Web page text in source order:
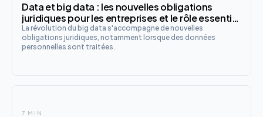
Data et big data : les nouvelles obligations
juridiques pour les entreprises et le rôle essentiel
d'un avocat CNIL
La révolution du big data s'accompagne de nouvelles
obligations juridiques, notamment lorsque des données
personnelles sont traitées.
7 MIN